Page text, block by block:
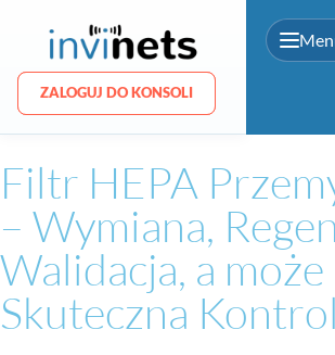
ZALOGUJ DO KONSOLI
ZALOGUJ DO KONSOLI
Filtr HEPA
– Wymiana,
Walidacja, a może
Skuteczna